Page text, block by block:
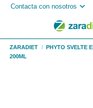
Contacta con nosotros
ZARADIET
PHYTO SVELTE
200ML